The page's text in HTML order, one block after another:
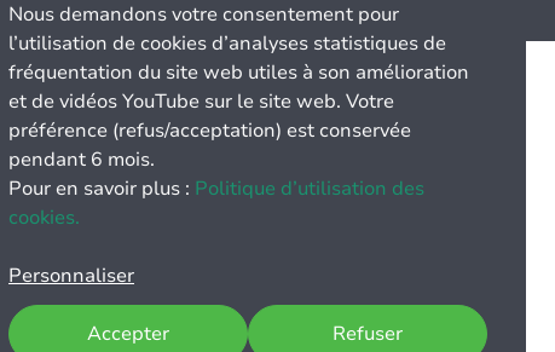
Nous demandons votre consentement pour
l’utilisation de cookies d’analyses statistiques de
fréquentation du site web utiles à son amélioration
et de vidéos YouTube sur le site web. Votre
préférence (refus/acceptation) est conservée
pendant 6 mois.
Pour en savoir plus : Politique d’utilisation des
cookies.
Personnaliser
Refuser
Accepter